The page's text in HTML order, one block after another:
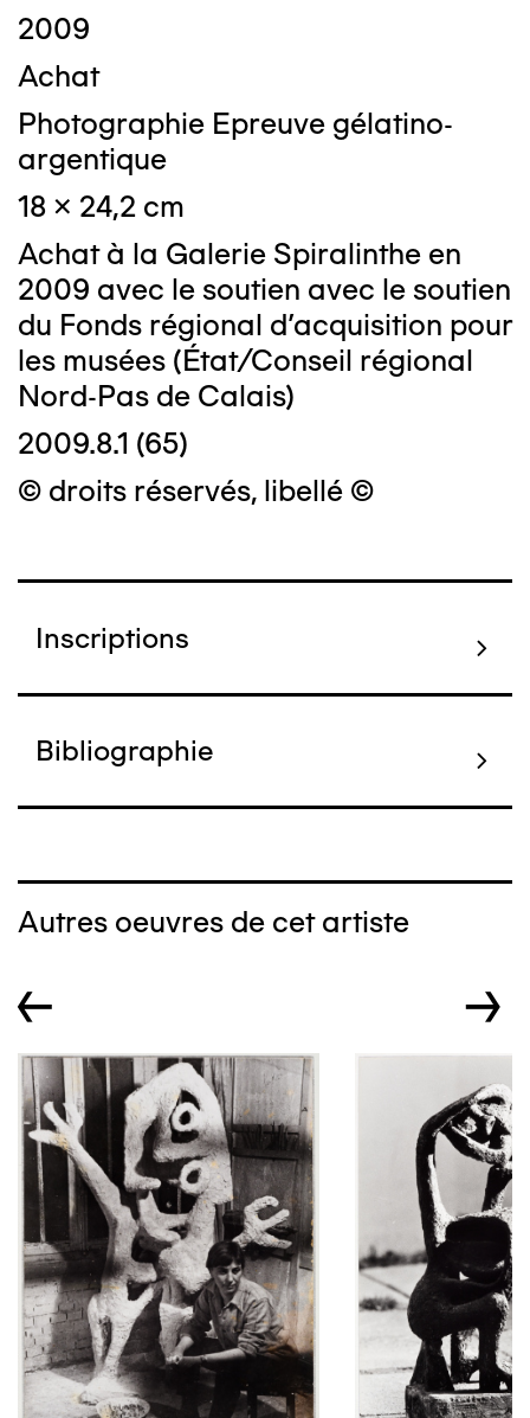
2009
Achat
Photographie Epreuve gélatino-
argentique
18 x 24,2 cm
Achat à la Galerie Spiralinthe en
2009 avec le soutien avec le soutien
du Fonds régional d'acquisition pour
les musées (État/Conseil régional
Nord-Pas de Calais)
2009.8.1 (65)
© droits réservés, libellé ©
Inscriptions
Bibliographie
Autres oeuvres de cet artiste
← →